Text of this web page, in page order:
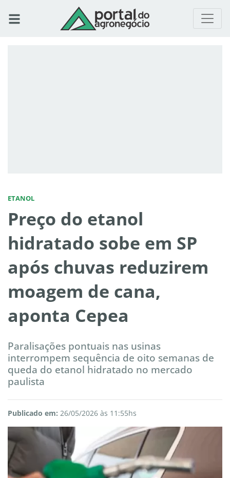
ETANOL
Preço do etanol
hidratado sobe em SP
após chuvas reduzirem
moagem de cana,
aponta Cepea
Paralisações pontuais nas usinas
interrompem sequência de oito semanas de
queda do etanol hidratado no mercado
paulista
Publicado em: 26/05/2026 às 11:55hs